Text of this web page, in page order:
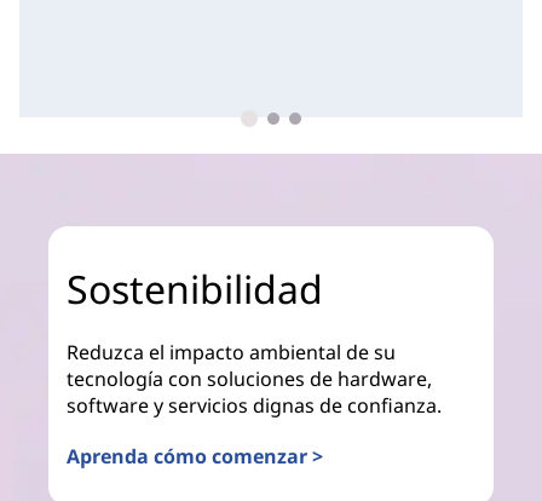
Sostenibilidad
Reduzca el impacto ambiental de su
tecnología con soluciones de hardware,
software y servicios dignas de confianza.
Aprenda cómo comenzar >